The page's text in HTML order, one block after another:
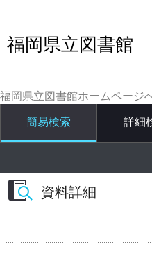
福岡県立図書館
福岡県立図書館ホームページ
簡易検索 詳細
資料詳細